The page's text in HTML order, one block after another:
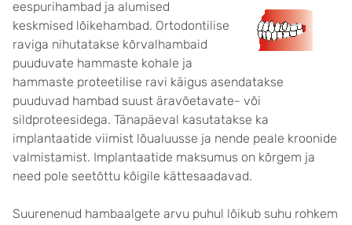
eespurihambad ja alumised
keskmised lõikehambad. Ortodontilise
raviga nihutatakse kõrvalhambaid
puuduvate hammaste kohale ja
hammaste proteetilise ravi käigus asendatakse
puuduvad hambad suust äravõetavate- või
sildproteesidega. Tänapäeval kasutatakse ka
implantaatide viimist lõualuusse ja nende peale kroonide
valmistamist. Implantaatide maksumus on kõrgem ja
need pole seetõttu kõigile kättesaadavad.
Suurenenud hambaalgete arvu puhul lõikub suhu rohkem